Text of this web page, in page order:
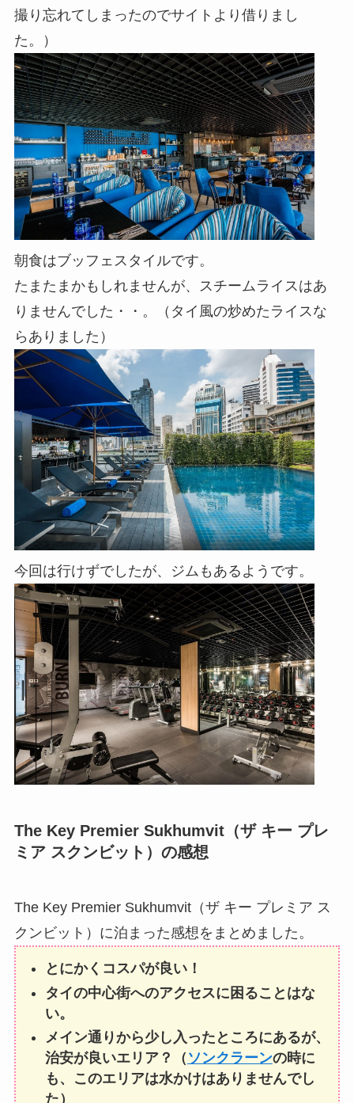
撮り忘れてしまったのでサイトより借りまし
た。）
朝食はブッフェスタイルです。
たまたまかもしれませんが、スチームライスはあ
りませんでした・・。（タイ風の炒めたライスな
らありました）
今回は行けずでしたが、ジムもあるようです。
The Key Premier Sukhumvit（ザ キー プレ
ミア スクンビット）の感想
The Key Premier Sukhumvit（ザ キー プレミア ス
クンビット）に泊まった感想をまとめました。
とにかくコスパが良い！
タイの中心街へのアクセスに困ることはな
い。
メイン通りから少し入ったところにあるが、
治安が良いエリア？（ ソンクラーンの時に
も、このエリアは水かけはありませんでし
た）